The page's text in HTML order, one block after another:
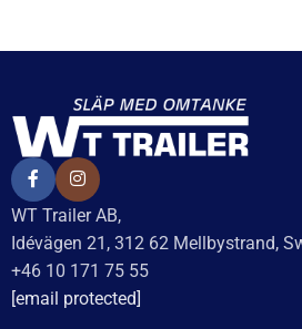
WT Trailer AB,
Idévägen 21, 312 62 Mellbystrand,
+46 10 171 75 55
[email protected]